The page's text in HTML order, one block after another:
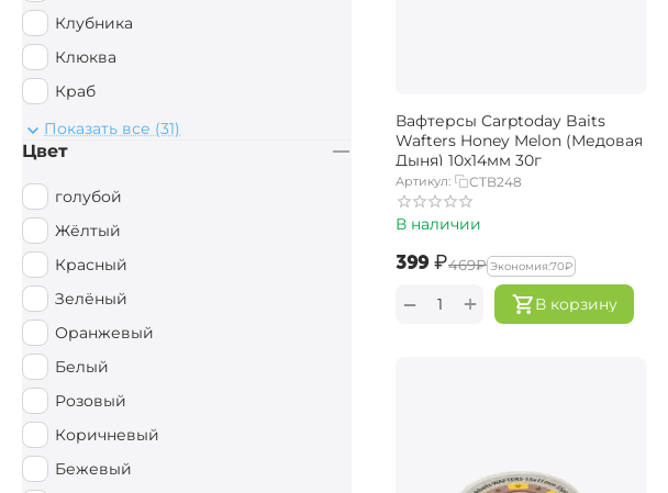
Вафтерсы Carptoday Baits
Wafters Honey Melon (Медовая
Дыня) 10х14мм 30г
Артикул: CTB248
В наличии
‍399‍₽‍469‍₽ Экономия:‍70‍₽
В корзину
+
−
Клубника
Клюква
Краб
Креветки
Криль
Мандарин
Масляная кислота
Мед
Молочный
Морепродукты
Острые Специи
Осьминог
Пряный
Рыбный
Показать все (31)
Цвет
голубой
Жёлтый
Красный
Зелёный
Оранжевый
Белый
Розовый
Коричневый
Бежевый